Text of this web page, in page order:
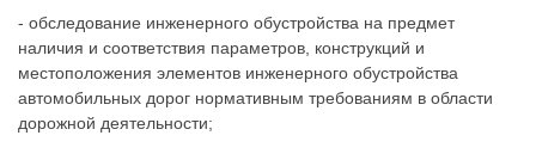
- обследование инженерного обустройства на предмет
наличия и соответствия параметров, конструкций и
местоположения элементов инженерного обустройства
автомобильных дорог нормативным требованиям в области
дорожной деятельности;